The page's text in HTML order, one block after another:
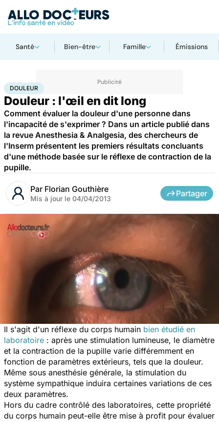
Santé Bien-être Famille Émissions
AccueilSanté
DOULEUR
Douleur : l'œil en dit long
Comment évaluer la douleur d'une personne dans
l'incapacité de s'exprimer ? Dans un article publié dans
la revue Anesthesia & Analgesia, des chercheurs de
l'Inserm présentent les premiers résultats concluants
d'une méthode basée sur le réflexe de contraction de la
pupille.
Par Florian Gouthière
Mis à jour le 04/04/2013
Partager
Il s'agit d'un réflexe du corps humain bien étudié en
laboratoire : après une stimulation lumineuse, le diamètre
et la contraction de la pupille varie différemment en
fonction de paramètres extérieurs, tels que la douleur.
Même sous anesthésie générale, la stimulation du
système sympathique induira certaines variations de ces
deux paramètres.
Hors du cadre contrôlé des laboratoires, cette propriété
du corps humain peut-elle être mise à profit pour évaluer